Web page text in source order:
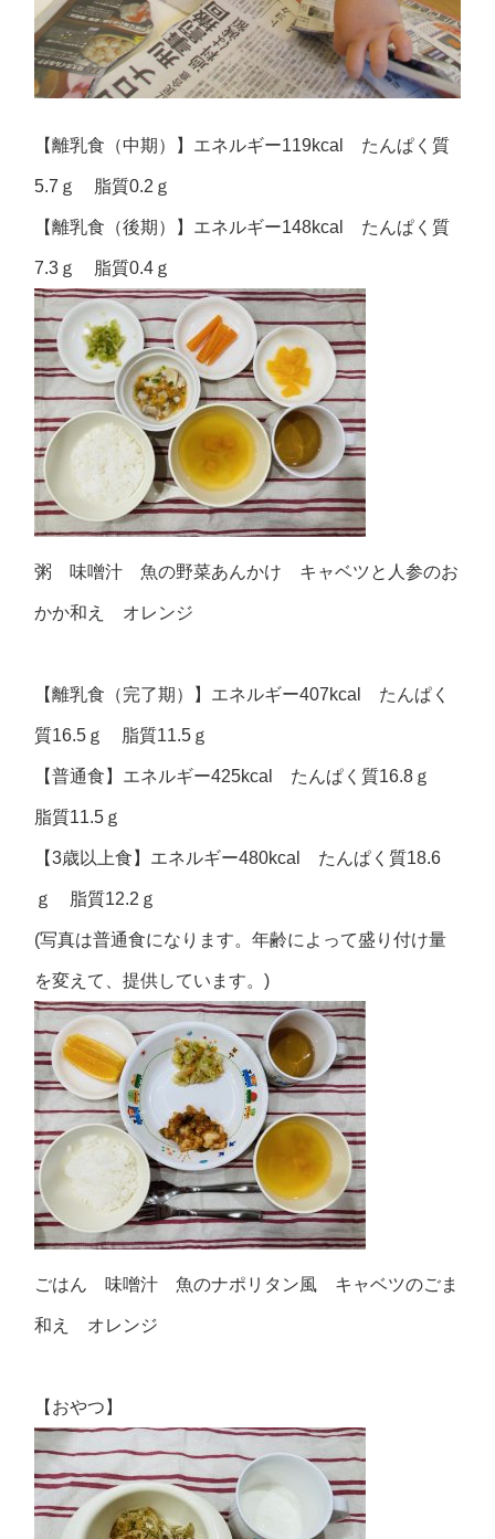
【離乳食（中期）】エネルギー119kcal たんぱく質
5.7ｇ 脂質0.2ｇ
【離乳食（後期）】エネルギー148kcal たんぱく質
7.3ｇ 脂質0.4ｇ
粥 味噌汁 魚の野菜あんかけ キャベツと人参のお
かか和え オレンジ
【離乳食（完了期）】エネルギー407kcal たんぱく
質16.5ｇ 脂質11.5ｇ
【普通食】エネルギー425kcal たんぱく質16.8ｇ
脂質11.5ｇ
【3歳以上食】エネルギー480kcal たんぱく質18.6
ｇ 脂質12.2ｇ
(写真は普通食になります。年齢によって盛り付け量
を変えて、提供しています。)
ごはん 味噌汁 魚のナポリタン風 キャベツのごま
和え オレンジ
【おやつ】